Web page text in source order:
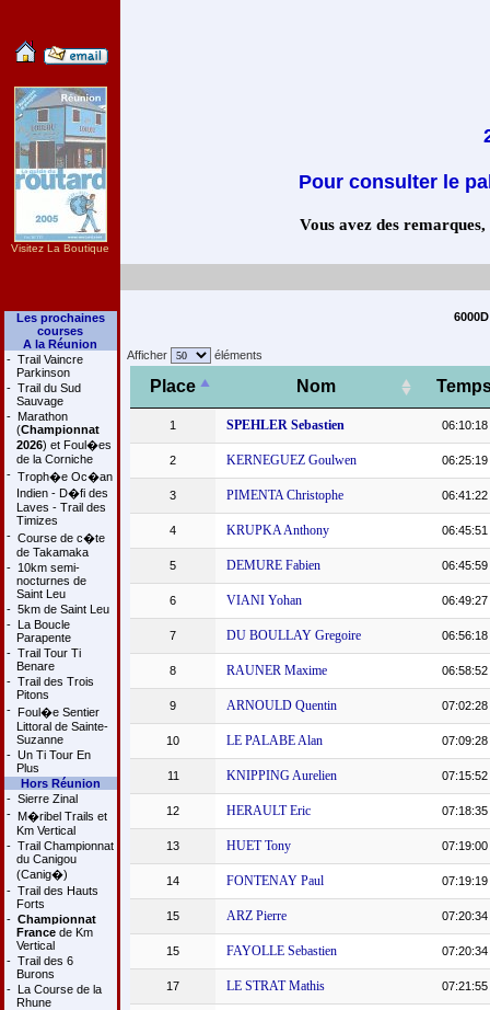
Visitez La Boutique
Les prochaines
courses
A la Réunion
- Trail Vaincre
Parkinson
- Trail du Sud
Sauvage
- Marathon
(Championnat
2026) et Foul�es
de la Corniche
- Troph�e Oc�an
Indien - D�fi des
Laves - Trail des
Timizes
- Course de c�te
de Takamaka
- 10km semi-
nocturnes de
Saint Leu
- 5km de Saint Leu
- La Boucle
Parapente
- Trail Tour Ti
Benare
- Trail des Trois
Pitons
- Foul�e Sentier
Littoral de Sainte-
Suzanne
- Un Ti Tour En
Plus
Hors Réunion
- Sierre Zinal
- M�ribel Trails et
Km Vertical
- Trail Championnat
du Canigou
(Canig�)
- Trail des Hauts
Forts
- Championnat
Francede Km
Vertical
- Trail des 6
Burons
- La Course de la
Rhune
Pour consulter le
Vous avez des
Afficher éléments
Place Nom
1 SPEHLER Sebastien 06:10:18
2 KERNEGUEZ Goulwen 06:25:19
3 PIMENTA Christophe 06:41:22
4 KRUPKA Anthony 06:45:51
5 DEMURE Fabien 06:45:59
6 VIANI Yohan 06:49:27
7 DU BOULLAY Gregoire 06:56:18
8 RAUNER Maxime 06:58:52
9 ARNOULD Quentin 07:02:28
10 LE PALABE Alan 07:09:28
11 KNIPPING Aurelien 07:15:52
12 HERAULT Eric 07:18:35
13 HUET Tony 07:19:00
14 FONTENAY Paul 07:19:19
15 ARZ Pierre 07:20:34
15 FAYOLLE Sebastien 07:20:34
17 LE STRAT Mathis 07:21:55